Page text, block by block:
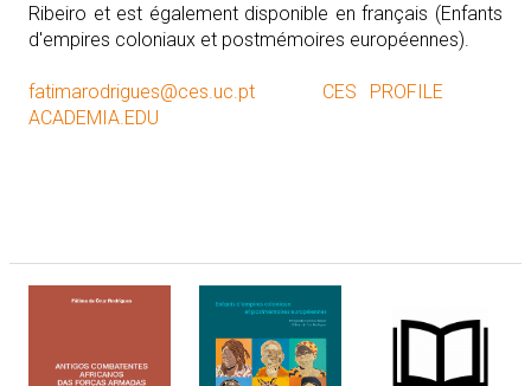
Ribeiro et est également disponible en français (Enfants
d'empires coloniaux et postmémoires européennes).
fatimarodrigues@ces.uc.pt
CES PROFILE
ACADEMIA.EDU